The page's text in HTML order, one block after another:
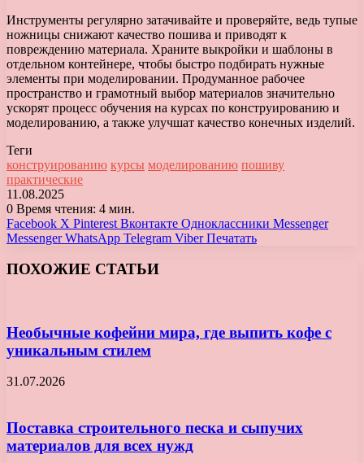
Инструменты регулярно затачивайте и проверяйте, ведь тупые
ножницы снижают качество пошива и приводят к
повреждению материала. Храните выкройки и шаблоны в
отдельном контейнере, чтобы быстро подбирать нужные
элементы при моделировании. Продуманное рабочее
пространство и грамотный выбор материалов значительно
ускорят процесс обучения на курсах по конструированию и
моделированию, а также улучшат качество конечных изделий.
Теги
конструированию курсы моделированию пошиву
практические
11.08.2025
0 Время чтения: 4 мин.
Facebook X Pinterest Вконтакте Одноклассники Messenger
Messenger WhatsApp Telegram Viber Печатать
ПОХОЖИЕ СТАТЬИ
Необычные кофейни мира, где выпить кофе с
уникальным стилем
31.07.2026
Поставка строительного песка и сыпучих
материалов для всех нужд